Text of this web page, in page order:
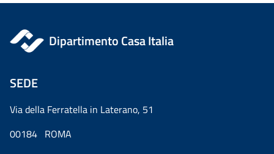
Dipartimento Casa Italia
SEDE
Via della Ferratella in Laterano, 51
00184 ROMA